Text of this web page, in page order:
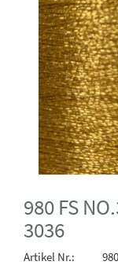
980 FS
3036
Artikel Nr.: